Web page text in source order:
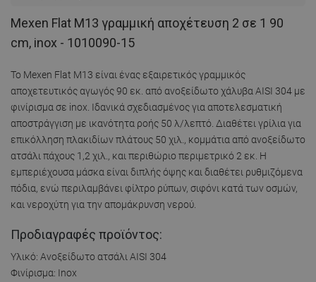
Mexen Flat M13 γραμμική αποχέτευση 2 σε 1 90
cm, inox - 1010090-15
Το Mexen Flat M13 είναι ένας εξαιρετικός γραμμικός
αποχετευτικός αγωγός 90 εκ. από ανοξείδωτο χάλυβα AISI 304 με
φινίρισμα σε inox. Ιδανικά σχεδιασμένος για αποτελεσματική
αποστράγγιση με ικανότητα ροής 50 λ/λεπτό. Διαθέτει γρίλια για
επικόλληση πλακιδίων πλάτους 50 χιλ., κομμάτια από ανοξείδωτο
ατσάλι πάχους 1,2 χιλ., και περιθώριο περιμετρικό 2 εκ. Η
εμπεριέχουσα μάσκα είναι διπλής όψης και διαθέτει ρυθμιζόμενα
πόδια, ενώ περιλαμβάνει φίλτρο ρύπων, σιφόνι κατά των οσμών,
και νεροχύτη για την απομάκρυνση νερού.
Προδιαγραφές προϊόντος:
Υλικό: Ανοξείδωτο ατσάλι AISI 304
Φινίρισμα: Inox